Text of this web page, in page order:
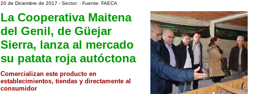
20 de Diciembre de 2017 - Sector: - Fuente: FAECA
La Cooperativa Maitena
del Genil, de Güejar
Sierra, lanza al mercado
su patata roja autóctona
Comercializan este producto en
establecimientos, tiendas y directamente al
consumidor